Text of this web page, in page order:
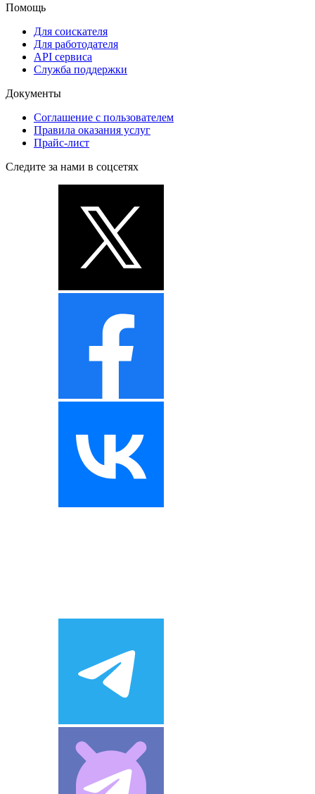
Помощь
Для соискателя
Для работодателя
API сервиса
Служба поддержки
Документы
Соглашение с пользователем
Правила оказания услуг
Прайс-лист
Следите за нами в соцсетях